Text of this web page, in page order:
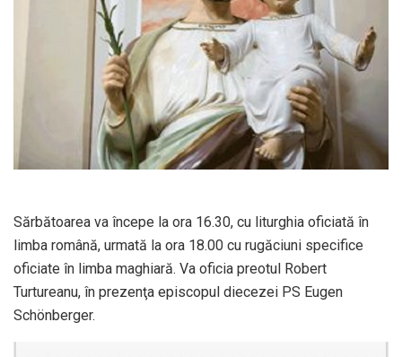
Sărbătoarea va începe la ora 16.30, cu liturghia oficiată în
limba română, urmată la ora 18.00 cu rugăciuni specifice
oficiate în limba maghiară. Va oficia preotul Robert
Turtureanu, în prezenţa episcopul diecezei PS Eugen
Schönberger.